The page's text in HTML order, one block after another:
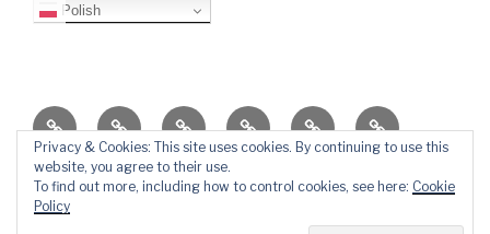
Polish
O
blogu
Top
Lista
Ewangelizacja
Father
Daniel
Video
Blog
PB
KontaktŚlady
Privacy & Cookies: This site uses cookies. By continuing to use this
website, you agree to their use.
To find out more, including how to control cookies, see here: Cookie
Policy